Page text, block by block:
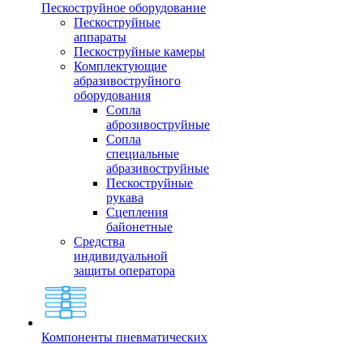
Пескоструйное оборудование
Пескоструйные
аппараты
Пескоструйные камеры
Комплектующие
абразивоструйного
оборудования
Сопла
аброзивоструйные
Сопла
специальные
абразивоструйные
Пескоструйные
рукава
Сцепления
байонетные
Средства
индивидуальной
защиты оператора
Компоненты пневматических